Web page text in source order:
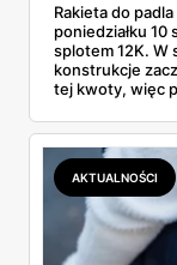
Rakieta do
poniedziałku
splotem 12K. W
konstrukcje
tej kwoty, więc
najszybciej
lawinowo, a
dokładnie
faktycznie
AKTUALNOŚCI